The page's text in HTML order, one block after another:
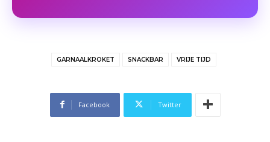
GARNAALKROKET SNACKBAR VRIJE TIJD
Facebook Twitter